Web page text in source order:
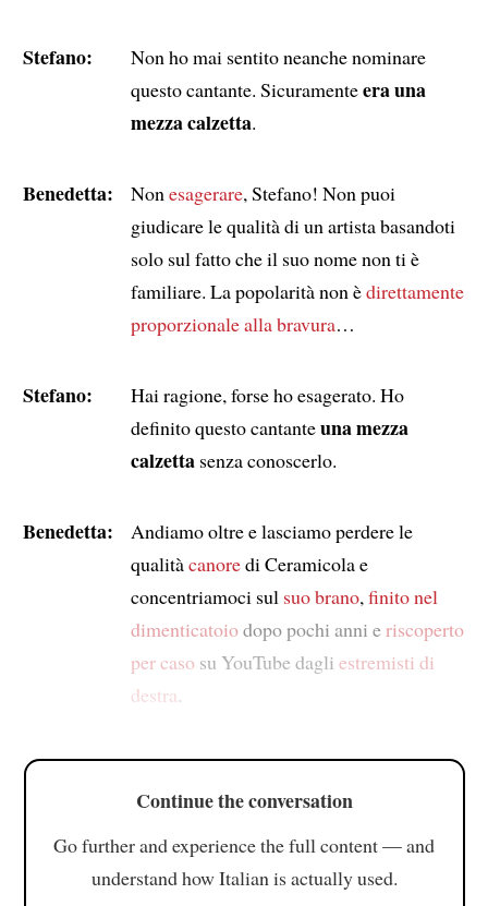
Stefano:
Non ho mai sentito neanche nominare
questo cantante. Sicuramenteera una
mezza calzetta.
Benedetta: Non esagerare, Stefano! Non puoi
giudicare le qualità di un artista basandoti
solo sul fatto che il suo nome non ti è
familiare. La popolarità non èdirettamente
proporzionale alla bravura…
Stefano:
Hai ragione, forse ho esagerato. Ho
definito questo cantanteuna mezza
calzettasenza conoscerlo.
Benedetta:
Andiamo oltre e lasciamo perdere le
qualitàcanoredi Ceramicola e
concentriamoci sul suo brano, finito nel
dimenticatoiodopo pochi anni e riscoperto
per caso su YouTube dagli estremisti di
destra.
Continue the conversation
Go further and experience the full content — and
understand how Italian is actually used.